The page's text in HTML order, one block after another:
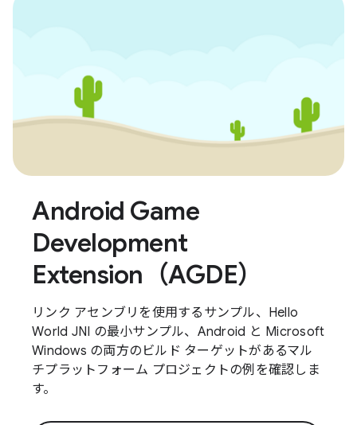
Android Game
Development
Extension（AGDE）
リンク アセンブリを使用するサンプル、Hello
World JNI の最小サンプル、Android と Microsoft
Windows の両方のビルド ターゲットがあるマル
チプラットフォーム プロジェクトの例を確認しま
す。